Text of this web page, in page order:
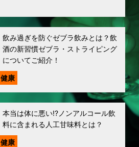
飲み過ぎを防ぐゼブラ飲みとは？飲
酒の新習慣ゼブラ・ストライピング
についてご紹介！
健康
本当は体に悪い!?ノンアルコール飲
料に含まれる人工甘味料とは？
健康